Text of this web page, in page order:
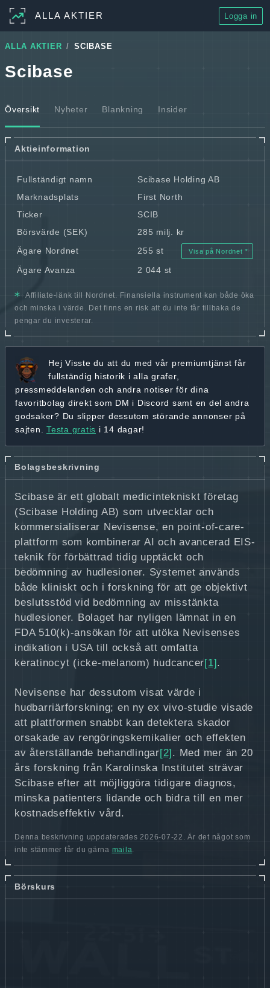
ALLA AKTIER Logga in
ALLA AKTIER SCIBASE
Scibase
Översikt Nyheter Blankning Insider
Aktieinformation
Fullständigt namn
Scibase Holding AB
Marknadsplats
First North
Ticker
SCIB
Börsvärde (SEK)
285 milj. kr
Ägare Nordnet
255 st Visa på Nordnet
Ägare Avanza 2 044 st
Affiliate-länk till Nordnet. Finansiella instrument kan både öka
och minska i värde. Det finns en risk att du inte får tillbaka de
pengar du investerar.
Hej Visste du att du med vår premiumtjänst får
fullständig historik i alla grafer,
pressmeddelanden och andra notiser för dina
favoritbolag direkt som DM i Discord samt en del andra
godsaker? Du slipper dessutom störande annonser på
sajten. Testa gratis i 14 dagar!
Bolagsbeskrivning
Scibase är ett globalt medicintekniskt företag
(Scibase Holding AB) som utvecklar och
kommersialiserar Nevisense, en point-of-care-
plattform som kombinerar AI och avancerad EIS-
teknik för förbättrad tidig upptäckt och
bedömning av hudlesioner. Systemet används
både kliniskt och i forskning för att ge objektivt
beslutsstöd vid bedömning av misstänkta
hudlesioner. Bolaget har nyligen lämnat in en
FDA 510(k)-ansökan för att utöka Nevisenses
indikation i USA till också att omfatta
keratinocyt (icke-melanom) hudcancer[1] .
Nevisense har dessutom visat värde i
hudbarriärforskning; en ny ex vivo-studie visade
att plattformen snabbt kan detektera skador
orsakade av rengöringskemikalier och effekten
av återställande behandlingar[2] . Med mer än 20
års forskning från Karolinska Institutet strävar
Scibase efter att möjliggöra tidigare diagnos,
minska patienters lidande och bidra till en mer
kostnadseffektiv vård.
Denna beskrivning uppdaterades 2026-07-22. Är det något som
inte stämmer får du gärna maila.
Börskurs